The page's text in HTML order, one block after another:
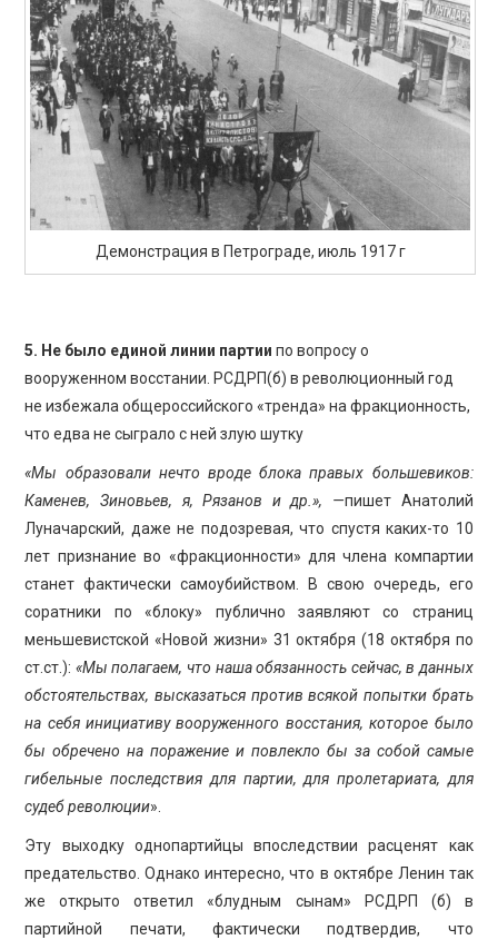
Демонстрация в Петрограде, июль 1917 г
5. Не было единой линии партиипо вопросу о
вооруженном восстании. РСДРП(б) в революционный год
не избежала общероссийского «тренда» на фракционность,
что едва не сыграло с ней злую шутку
«Мы образовали нечто вроде блока правых большевиков:
Каменев, Зиновьев, я, Рязанов и др.», —пишет Анатолий
Луначарский, даже не подозревая, что спустя каких-то 10
лет признание во «фракционности» для члена компартии
станет фактически самоубийством. В свою очередь, его
соратники по «блоку» публично заявляют со страниц
меньшевистской «Новой жизни» 31 октября (18 октября по
ст.ст.): «Мы полагаем, что наша обязанность сейчас, в данных
обстоятельствах, высказаться против всякой попытки брать
на себя инициативу вооруженного восстания, которое было
бы обречено на поражение и повлекло бы за собой самые
гибельные последствия для партии, для пролетариата, для
судеб революции».
Эту выходку однопартийцы впоследствии расценят как
предательство. Однако интересно, что в октябре Ленин так
же открыто ответил «блудным сынам» РСДРП (б) в
партийной печати, фактически подтвердив, что